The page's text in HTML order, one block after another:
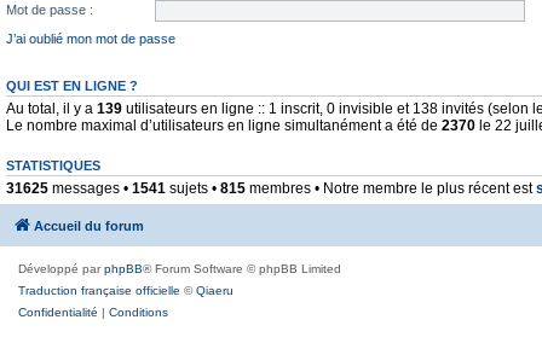
Mot de passe :
J’ai oublié mon mot de passe
QUI EST EN LIGNE ?
Au total, il y a 139 utilisateurs en ligne :: 1 inscrit, 0 invisible et 138 invités (selon
Le nombre maximal d’utilisateurs en ligne simultanément a été de 2370 le 22
STATISTIQUES
31625 messages • 1541 sujets • 815 membres • Notre membre le plus récent est
Accueil du forum
Développé parphpBB® Forum Software © phpBB Limited
Traduction française officielle ©Qiaeru
Confidentialité | Conditions